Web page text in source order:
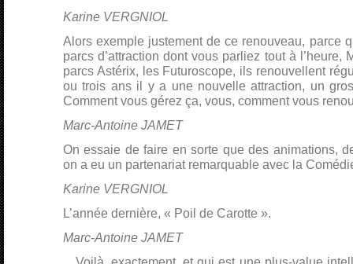
Karine VERGNIOL
Alors exemple justement de ce renouveau, parce
parcs d’attraction dont vous parliez tout à l’heure,
parcs Astérix, les Futuroscope, ils renouvellent
ou trois ans il y a une nouvelle attraction, un
Comment vous gérez ça, vous, comment vous
Marc-Antoine JAMET
On essaie de faire en sorte que des animations,
on a eu un partenariat remarquable avec la
Karine VERGNIOL
L’année dernière, « Poil de Carotte ».
Marc-Antoine JAMET